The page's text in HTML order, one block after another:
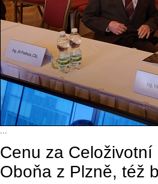
Cenu za
Oboňa z Plzně, též